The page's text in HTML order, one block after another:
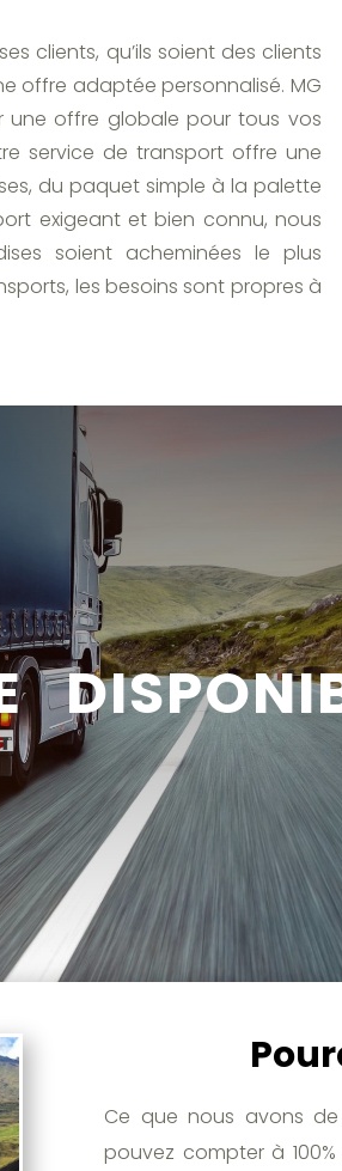
clients, qu’ils soient des clients
offre adaptée personnalisé. MG
une offre globale pour tous vos
service de transport offre une
du paquet simple à la palette
exigeant et bien connu, nous
soient acheminées le plus
les besoins sont propres à
Ce que nous avons de
pouvez compter à